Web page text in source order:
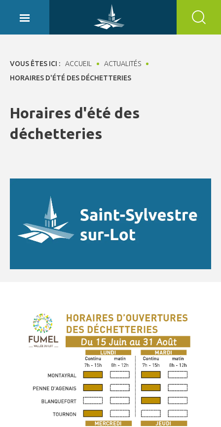
VOUS ÊTES ICI : ACCUEIL
ACTUALITÉS
HORAIRES D'ÉTÉ DES DÉCHETTERIES
Horaires d'été des
déchetteries
Panneau de gestion des cookies